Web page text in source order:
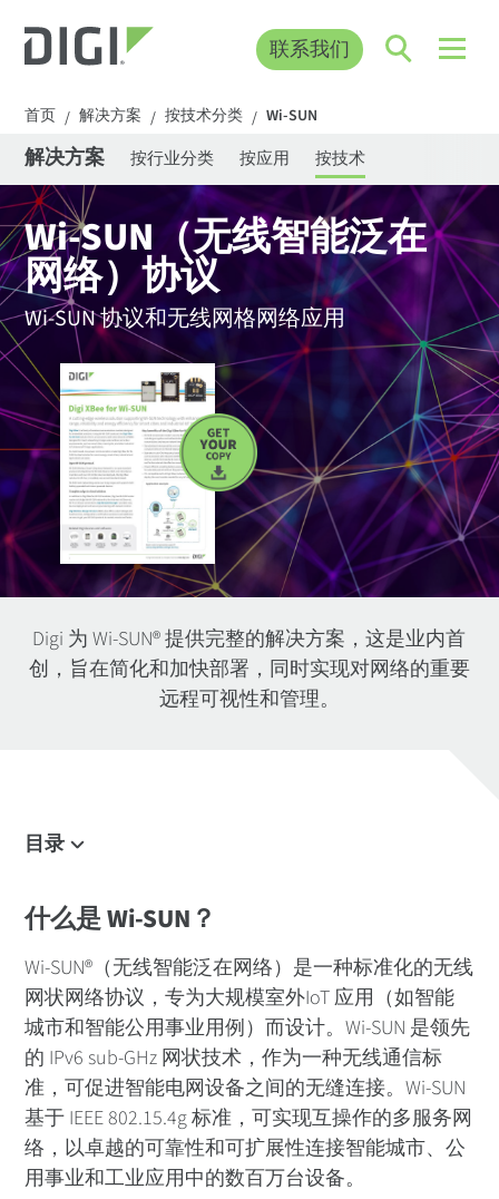
联系我们
首页 / 解决方案 / 按技术分类 / Wi-SUN
解决方案 按行业分类 按应用 按技术
Wi-SUN（无线智能泛在
网络）协议
Wi-SUN 协议和无线网格网络应用
Digi 为 Wi-SUN® 提供完整的解决方案，这是业内首
创，旨在简化和加快部署，同时实现对网络的重要
远程可视性和管理。
目录
Digi 的完整解决方案
IoT中的 Wi-SUN
联盟
规程
优势
常见应用
设备
什么是 Wi-SUN？
Wi-SUN®（无线智能泛在网络）是一种标准化的无线
网状网络协议，专为大规模室外IoT 应用（如智能
城市和智能公用事业用例）而设计。Wi-SUN 是领先
的 IPv6 sub-GHz 网状技术，作为一种无线通信标
准，可促进智能电网设备之间的无缝连接。Wi-SUN
基于 IEEE 802.15.4g 标准，可实现互操作的多服务网
络，以卓越的可靠性和可扩展性连接智能城市、公
用事业和工业应用中的数百万台设备。